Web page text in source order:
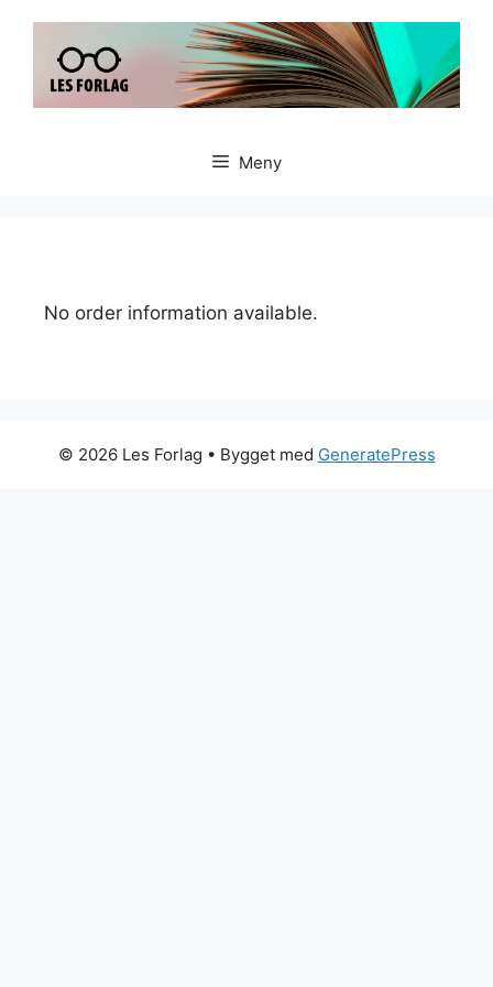
Meny
No order information available.
© 2026 Les Forlag • Bygget med GeneratePress